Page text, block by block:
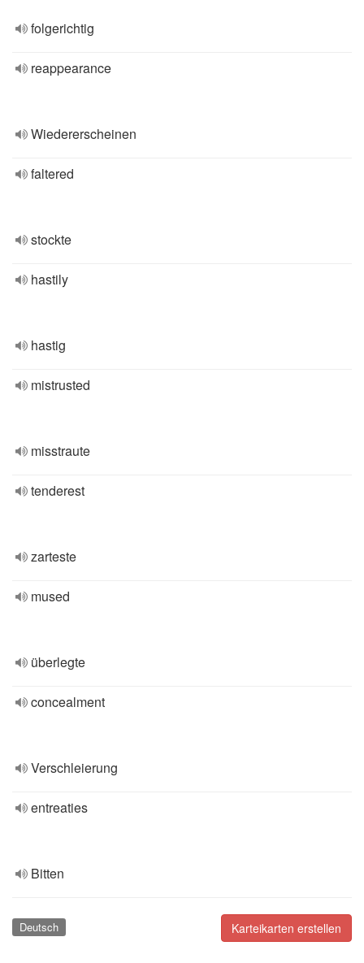
folgerichtig
reappearance
Wiedererscheinen
faltered
stockte
hastily
hastig
mistrusted
misstraute
tenderest
zarteste
mused
überlegte
concealment
Verschleierung
entreaties
Bitten
Karteikarten erstellen
Deutsch